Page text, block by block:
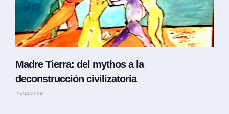
Madre Tierra: del mythos a la
deconstrucción civilizatoria
25/04/2024